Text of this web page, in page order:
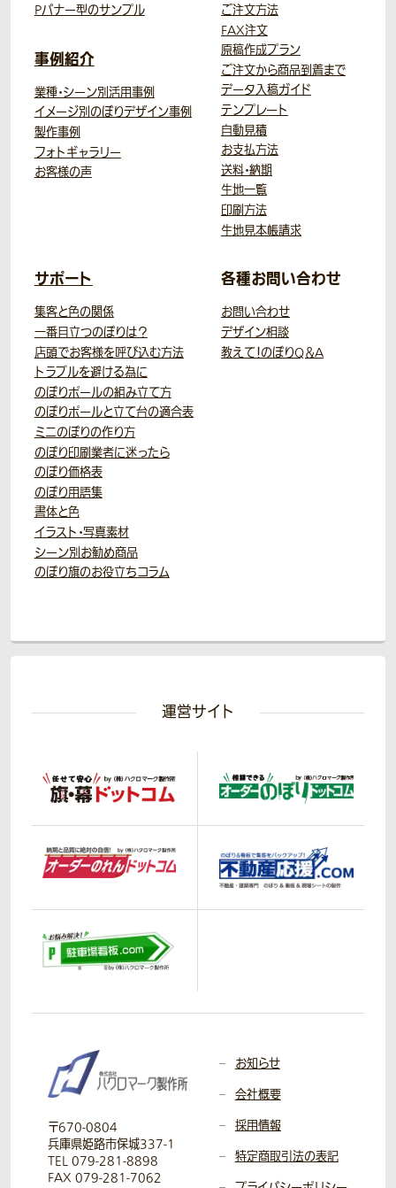
Pバナー型のサンプル
事例紹介
業種・シーン別活用事例
イメージ別のぼりデザイン事例
製作事例
フォトギャラリー
お客様の声
ご注文方法
FAX注文
原稿作成プラン
ご注文から商品到着まで
データ入稿ガイド
テンプレート
自動見積
お支払方法
送料・納期
生地一覧
印刷方法
生地見本帳請求
サポート
集客と色の関係
一番目立つのぼりは？
店頭でお客様を呼び込む方法
トラブルを避ける為に
のぼりポールの組み立て方
のぼりポールと立て台の適合表
ミニのぼりの作り方
のぼり印刷業者に迷ったら
のぼり価格表
のぼり用語集
書体と色
イラスト・写真素材
シーン別お勧め商品
のぼり旗のお役立ちコラム
各種お問い合わせ
お問い合わせ
デザイン相談
教えて！のぼりQ＆A
運営サイト
〒670-0804
兵庫県姫路市保城337-1
TEL 079-281-8898
FAX 079-281-7062
お知らせ
会社概要
採用情報
特定商取引法の表記